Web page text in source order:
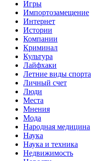
Игры
Импортозамещение
Интернет
Истории
Компании
Криминал
Культура
Лайфхаки
Летние виды спорта
Личный счет
Люди
Места
Мнения
Мода
Народная медицина
Наука
Наука и техника
Недвижимость